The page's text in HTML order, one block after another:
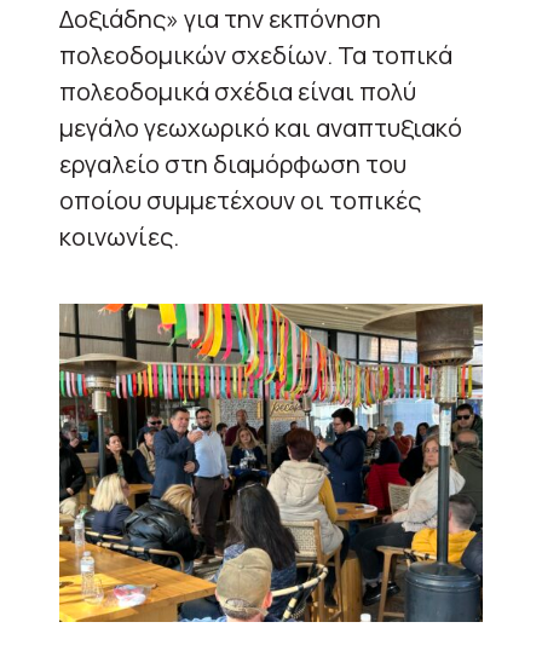
Δοξιάδης» για την εκπόνηση
πολεοδομικών σχεδίων. Τα τοπικά
πολεοδομικά σχέδια είναι πολύ
μεγάλο γεωχωρικό και αναπτυξιακό
εργαλείο στη διαμόρφωση του
οποίου συμμετέχουν οι τοπικές
κοινωνίες.